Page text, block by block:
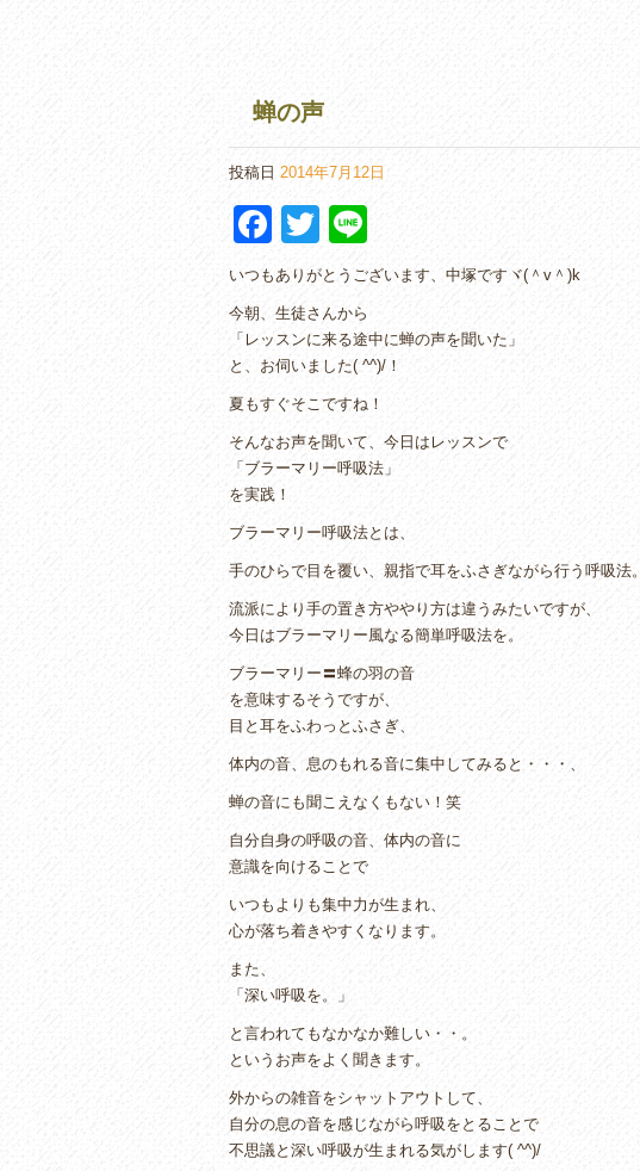
蝉の声
投稿日 2014年7月12日
F
a
c
e
b
o
o
k
T
wi
tt
er
n
いつもありがとうございます、中塚ですヾ(＾v＾)k
今朝、生徒さんから
「レッスンに来る途中に蝉の声を聞いた」
と、お伺いました( ^^)/！
夏もすぐそこですね！
そんなお声を聞いて、今日はレッスンで
「ブラーマリー呼吸法」
を実践！
ブラーマリー呼吸法とは、
手のひらで目を覆い、親指で耳をふさぎながら行う呼吸法。
流派により手の置き方ややり方は違うみたいですが、
今日はブラーマリー風なる簡単呼吸法を。
ブラーマリー〓蜂の羽の音
を意味するそうですが、
目と耳をふわっとふさぎ、
体内の音、息のもれる音に集中してみると・・・、
蝉の音にも聞こえなくもない！笑
自分自身の呼吸の音、体内の音に
意識を向けることで
いつもよりも集中力が生まれ、
心が落ち着きやすくなります。
また、
「深い呼吸を。」
と言われてもなかなか難しい・・。
というお声をよく聞きます。
外からの雑音をシャットアウトして、
自分の息の音を感じながら呼吸をとることで
不思議と深い呼吸が生まれる気がします( ^^)/